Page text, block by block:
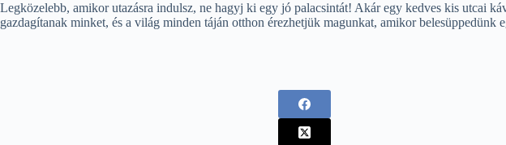
Legközelebb, amikor utazásra indulsz, ne hagyj ki egy jó palacsintát! Akár egy kedves kis utcai
gazdagítanak minket, és a világ minden táján otthon érezhetjük magunkat, amikor belesüppedünk